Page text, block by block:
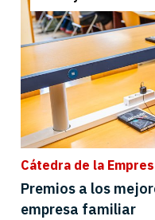
Cátedra de la
Premios a los
empresa familiar